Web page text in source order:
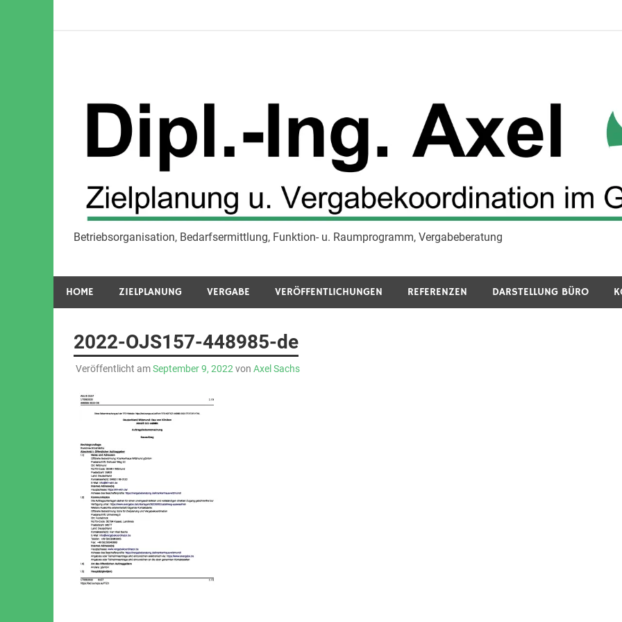
Zielplanung u. Vergabekoordination im
Betriebsorganisation, Bedarfsermittlung, Funktion- u. Raumprogramm, Vergabeberatung
HOME ZIELPLANUNG VERGABE VERÖFFENTLICHUNGEN REFERENZEN DARSTELLUNG BÜRO
2022-OJS157-448985-de
Veröffentlicht amSeptember 9, 2022von Axel Sachs